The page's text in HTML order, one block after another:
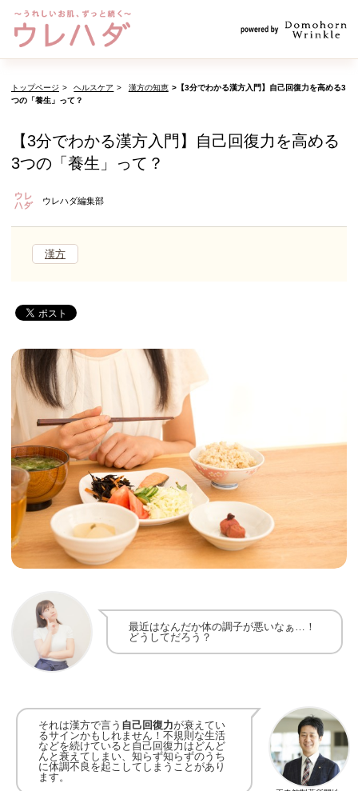
トップページ ヘルスケア 漢方の知恵
【3分でわかる漢方入門】自己回復力を高める3
つの「養生」って？
【3分でわかる漢方入門】自己回復力を高める
3つの「養生」って？
ウレハダ編集部
漢方
最近はなんだか体の調子が悪いなぁ…！
どうしてだろう？
それは漢方で言う 自己回復力が衰えてい
るサインかもしれません！ 不規則な生活
などを続けていると自己回復力はどんど
んと衰えてしまい、 知らず知らずのうち
に体調不良を起こしてしまうことがあり
ます。